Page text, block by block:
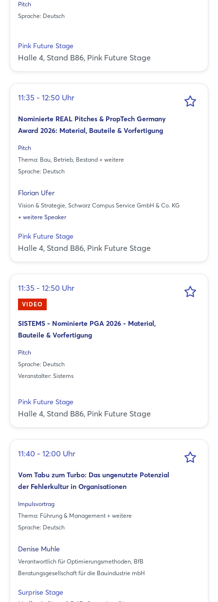
Pitch
Sprache: Deutsch
Pink Future Stage
Halle 4, Stand B86, Pink Future Stage
11:35 - 12:50 Uhr
Nominierte REAL Pitches & PropTech Germany
Award 2026: Material, Bauteile & Vorfertigung
Pitch
Thema: Bau, Betrieb, Bestand + weitere
Sprache: Deutsch
Florian Ufer
Vision & Strategie, Schwarz Campus Service GmbH & Co. KG
+ weitere Speaker
Pink Future Stage
Halle 4, Stand B86, Pink Future Stage
11:35 - 12:50 Uhr
VIDEO
SISTEMS - Nominierte PGA 2026 - Material,
Bauteile & Vorfertigung
Pitch
Sprache: Deutsch
Veranstalter: Sistems
Pink Future Stage
Halle 4, Stand B86, Pink Future Stage
11:40 - 12:00 Uhr
Vom Tabu zum Turbo: Das ungenutzte Potenzial
der Fehlerkultur in Organisationen
Impulsvortrag
Thema: Führung & Management + weitere
Sprache: Deutsch
Denise Muhle
Verantwortlich für Optimierungsmethoden, BfB
Beratungsgesellschaft für die Bauindustrie mbH
Surprise Stage